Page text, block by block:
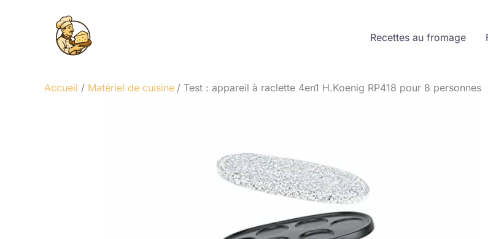
Recettes au fromage
Accueil Matériel de cuisine Test : appareil à raclette 4en1 H.Koenig RP418 pour 8 personnes